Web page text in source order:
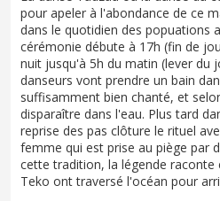
pour apeler à l'abondance de ce
dans le quotidien des popuations
cérémonie débute à 17h (fin de
nuit jusqu'à 5h du matin (lever du
danseurs vont prendre un bain
suffisamment bien chanté, et
disparaître dans l'eau. Plus tard
reprise des pas clôture le rituel
femme qui est prise au piège par
cette tradition, la légende
Teko ont traversé l'océan pour